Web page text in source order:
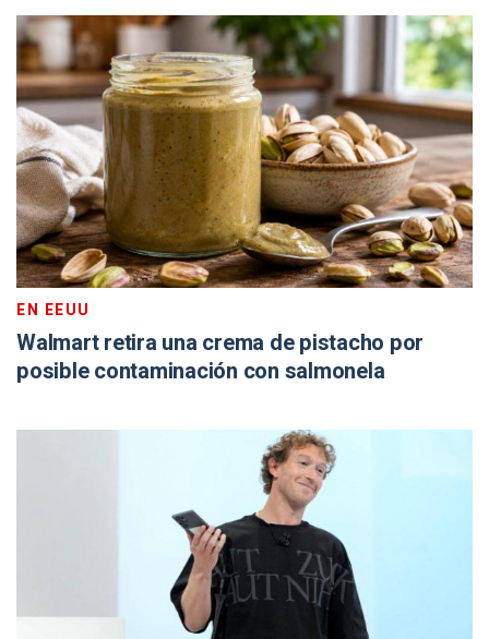
EN EEUU
Walmart retira una crema de pistacho por
posible contaminación con salmonela